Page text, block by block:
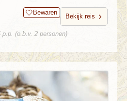
Bewaren
Bekijk reis
(o.b.v. 2 personen)